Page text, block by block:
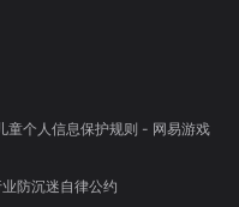
童个人信息保护规则 - 网易游戏
防沉迷自律公约